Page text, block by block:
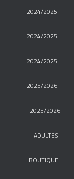
2024/2025
2024/2025
2024/2025
2025/2026
2025/2026
ADULTES
BOUTIQUE